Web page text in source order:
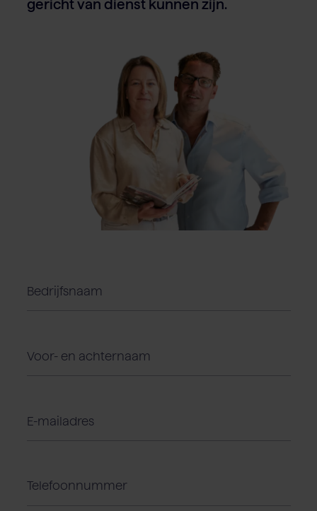
gericht van dienst kunnen zijn.